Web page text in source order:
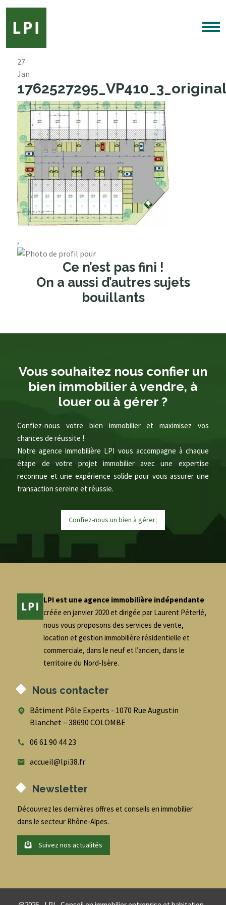
27
Jan
,
Ce n’est pas fini !
On a aussi d’autres sujets
bouillants
Vous souhaitez nous confier un
bien immobilier à vendre, à
louer ou à gérer ?
Confiez-nous votre bien immobilier et maximisez vos
chances de réussite !
Notre agence immobilière LPI vous accompagne à chaque
étape de votre projet immobilier avec une expertise
reconnue et une expérience solide pour vous assurer une
transaction sereine et réussie.
Confiez-nous un bien àgére|
LPI est une agence immobilière indépendante
créée en janvier 2020 et dirigée par Laurent Péterlé,
nous vous proposons des services de vente,
location et gestion immobilière résidentielle et
commerciale, dans le neuf et l’ancien, dans le
territoire du Nord-Isère.
Nous contacter
Bâtiment Pôle Experts - 1070 Rue Augustin
Blanchet – 38690 COLOMBE
06 61 90 44 23
accueil@lpi38.fr
Newsletter
Découvrez les dernières offres et conseils en immobilier
dans le secteur Rhône-Alpes.
Suivez nos actualités